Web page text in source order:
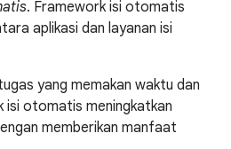
. Framework isi otomatis
aplikasi dan layanan isi
yang memakan waktu dan
otomatis meningkatkan
memberikan manfaat